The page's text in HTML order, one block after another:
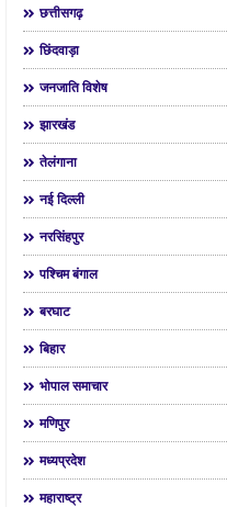
छत्तीसगढ़
छिंदवाड़ा
जनजाति विशेष
झारखंड
तेलंगाना
नई दिल्ली
नरसिंहपुर
पश्चिम बंगाल
बरघाट
बिहार
भोपाल समाचार
मणिपुर
मध्यप्रदेश
महाराष्ट्र